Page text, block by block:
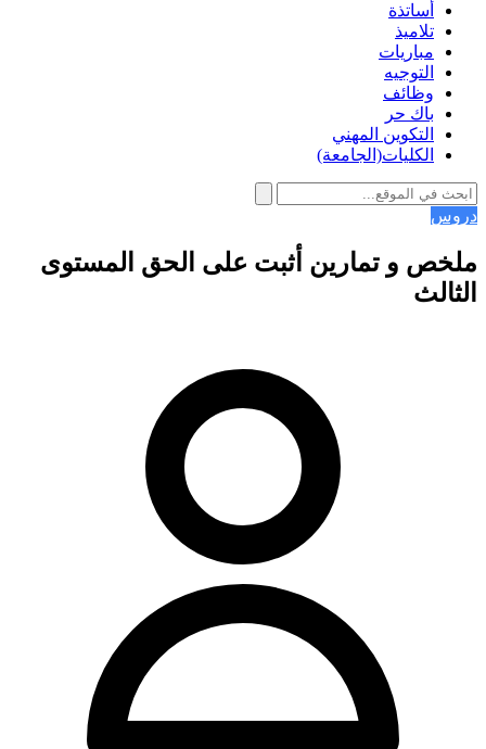
أساتذة
تلاميذ
مباريات
التوجيه
وظائف
باك حر
التكوين المهني
الكليات(الجامعة)
دروس
ملخص و تمارين أثبت على الحق المستوى
الثالث